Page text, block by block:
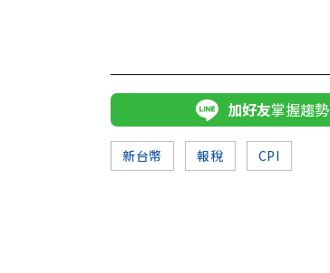
加好友掌握趨勢
新台幣 報稅 CPI